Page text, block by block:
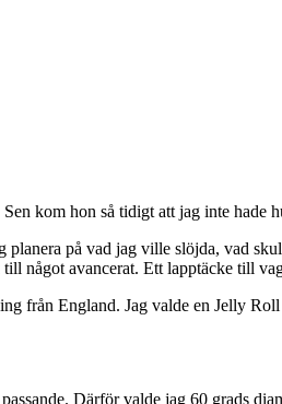
kom hon så tidigt att jag inte hade
på vad jag ville slöjda, vad
något avancerat. Ett lapptäcke till
från England. Jag valde en Jelly
Därför valde jag 60 grads